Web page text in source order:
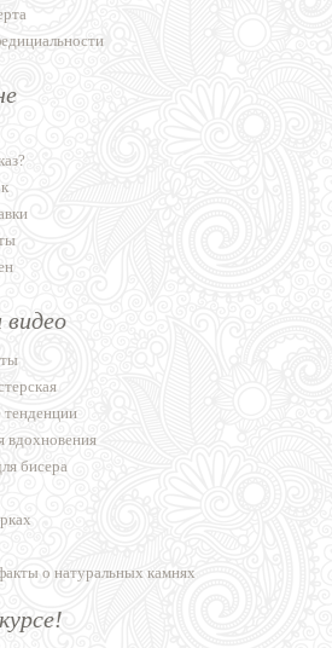
вдохновения
бисера
о натуральных камнях